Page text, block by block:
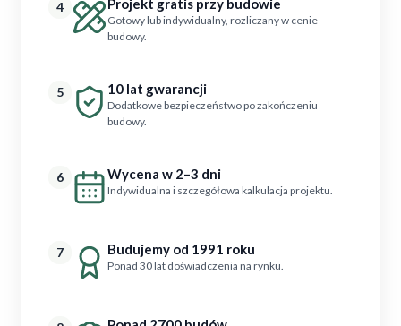
4
Gotowy lub indywidualny, rozliczany w cenie
budowy.
5 10 lat gwarancji
Dodatkowe bezpieczeństwo po zakończeniu
budowy.
6 Wycena w 2–3 dni
Indywidualna i szczegółowa kalkulacja projektu.
7 Budujemy od 1991 roku
Ponad 30 lat doświadczenia na rynku.